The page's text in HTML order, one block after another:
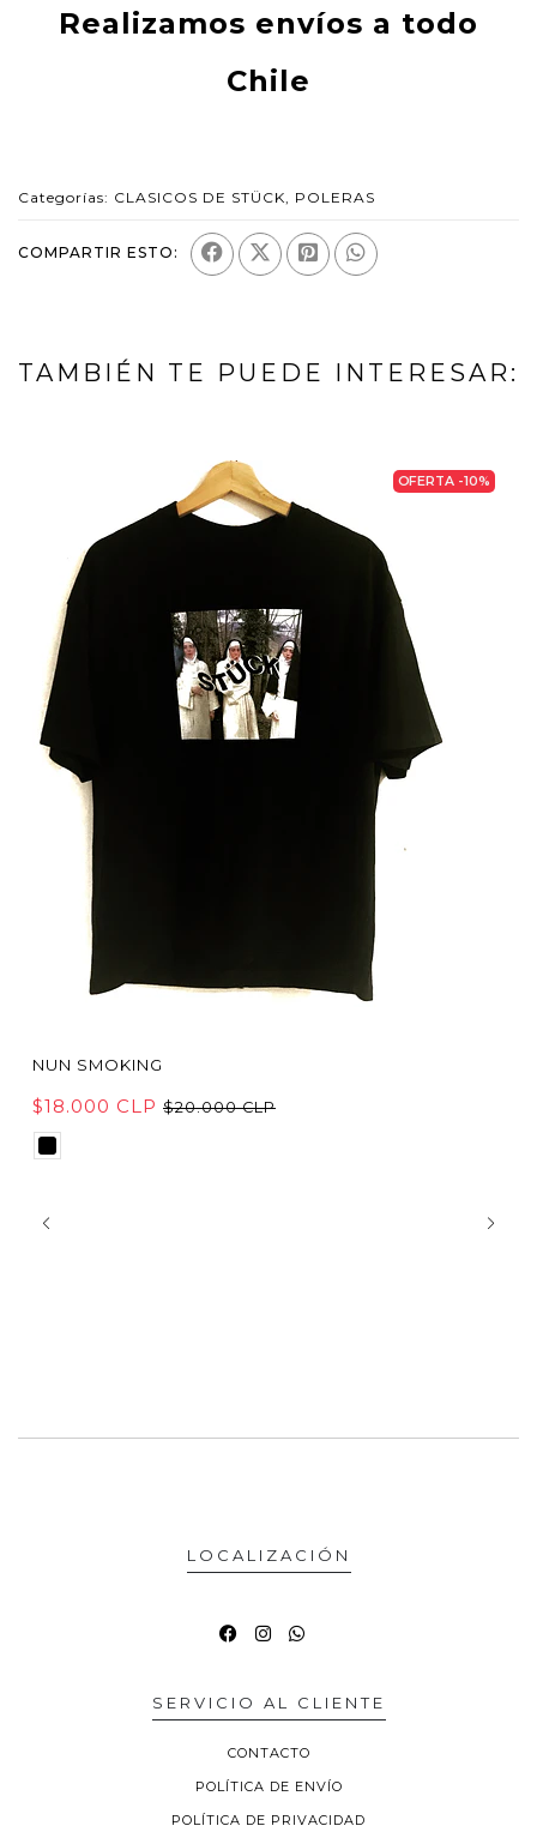
Realizamos envíos a todo
Chile
Categorías: CLASICOS DE STÜCK, POLERAS
COMPARTIR ESTO:
TAMBIÉN TE PUEDE INTERESAR:
OFERTA -10%
NUN SMOKING
$18.000 CLP $20.000 CLP
LOCALIZACIÓN
SERVICIO AL CLIENTE
CONTACTO
POLÍTICA DE ENVÍO
POLÍTICA DE PRIVACIDAD